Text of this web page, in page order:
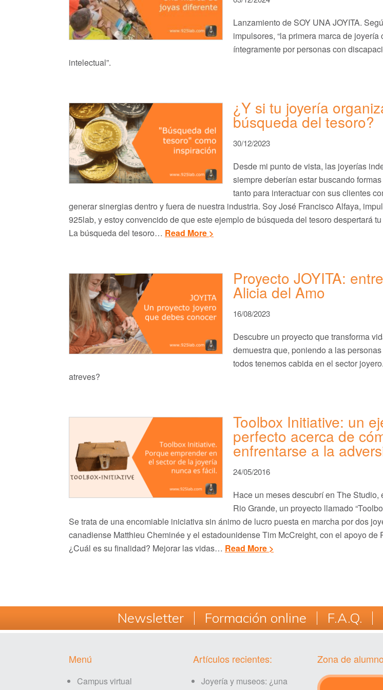
Lanzamiento de SOY UNA JOYITA.
impulsores, “la primera marca de joyería
íntegramente por personas con
intelectual”.
¿Y si tu joyería
búsqueda del tesoro?
30/12/2023
Desde mi punto de vista, las joyerías
siempre deberían estar buscando
tanto para interactuar con sus clientes
generar sinergias dentro y fuera de nuestra industria. Soy José Francisco Alfaya,
925lab, y estoy convencido de que este ejemplo de búsqueda del tesoro despertará
La búsqueda del tesoro… Read More >
Proyecto JOYITA:
Alicia del Amo
16/08/2023
Descubre un proyecto que transforma
demuestra que, poniendo a las
todos tenemos cabida en el sector
atreves?
Toolbox Initiative: un
perfecto acerca de
enfrentarse a la
24/05/2016
Hace un meses descubrí en The Studio,
Rio Grande, un proyecto llamado
Se trata de una encomiable iniciativa sin ánimo de lucro puesta en marcha por dos
canadiense Matthieu Cheminée y el estadounidense Tim McCreight, con el apoyo de
¿Cuál es su finalidad? Mejorar las vidas… Read More >
Newsletter Formación online F.A.Q.
Menú
Campus virtual
Artículos recientes:
Joyería y museos: ¿una
Zona de